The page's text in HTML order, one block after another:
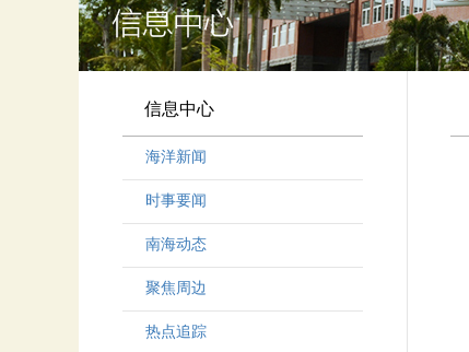
信息中心
海洋新闻
时事要闻
南海动态
聚焦周边
热点追踪